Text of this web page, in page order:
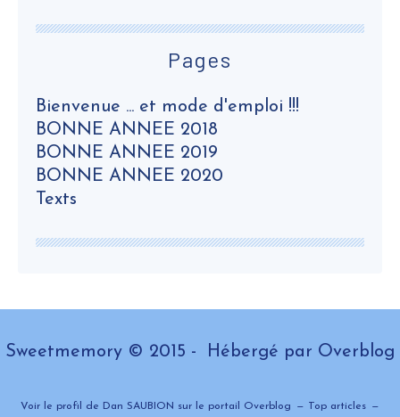
Pages
Bienvenue ... et mode d'emploi !!!
BONNE ANNEE 2018
BONNE ANNEE 2019
BONNE ANNEE 2020
Texts
Sweetmemory © 2015 - Hébergé par Overblog
Voir le profil de Dan SAUBION sur le portail Overblog Top articles